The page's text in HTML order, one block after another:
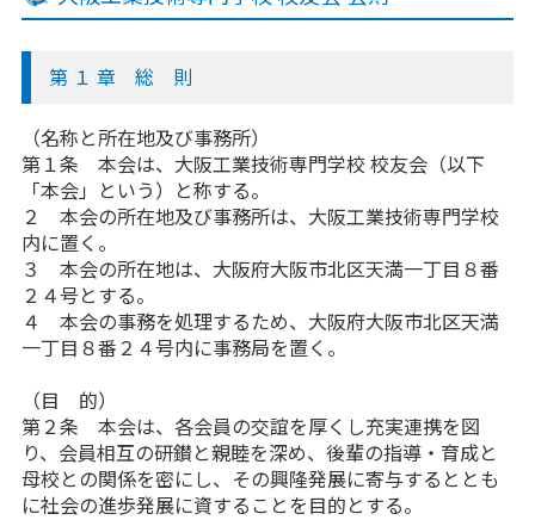
第 １ 章 総 則
（名称と所在地及び事務所）
第１条 本会は、大阪工業技術専門学校 校友会（以下
「本会」という）と称する。
２ 本会の所在地及び事務所は、大阪工業技術専門学校
内に置く。
３ 本会の所在地は、大阪府大阪市北区天満一丁目８番
２４号とする。
４ 本会の事務を処理するため、大阪府大阪市北区天満
一丁目８番２４号内に事務局を置く。
（目 的）
第２条 本会は、各会員の交誼を厚くし充実連携を図
り、会員相互の研鑚と親睦を深め、後輩の指導・育成と
母校との関係を密にし、その興隆発展に寄与するととも
に社会の進歩発展に資することを目的とする。